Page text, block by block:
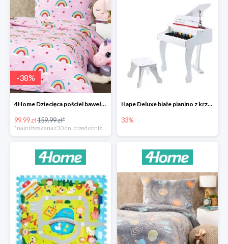
-38%
4Home Dziecięca pościel bawełniana Rainbow
99.99 zł159.99 zł*
*najniższa cena z 30 dni przed obniżką
Hape Deluxe białe pianino z krzesłem -33%
33%